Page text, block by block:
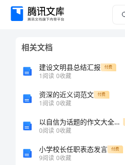
奥
相关文档
建设文明县总结汇报 付费
1阅读 0收藏
资深的近义词范文 付费
1阅读 0收藏
以自信为话题的作文大全600字6篇_2
0阅读 0收藏
小学校长任职表态发言 付费
9阅读 0收藏